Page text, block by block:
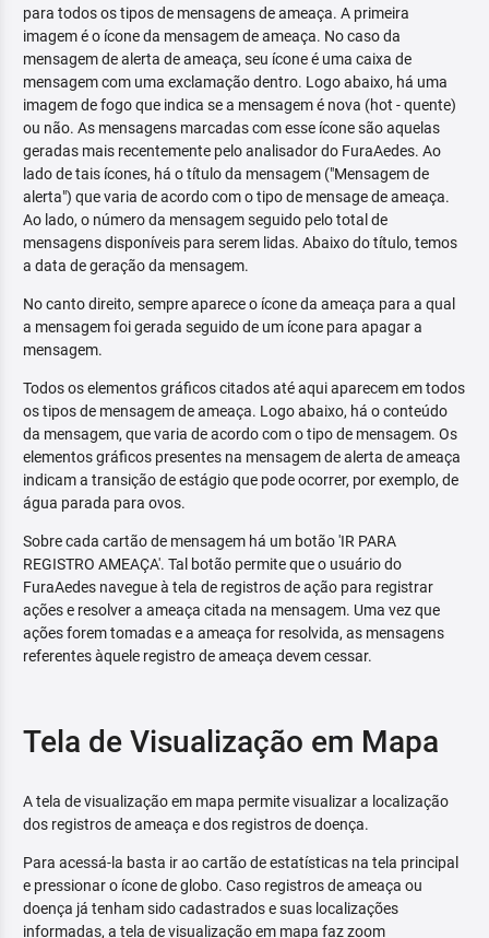
para todos os tipos de mensagens de ameaça. A primeira
imagem é o ícone da mensagem de ameaça. No caso da
mensagem de alerta de ameaça, seu ícone é uma caixa de
mensagem com uma exclamação dentro. Logo abaixo, há uma
imagem de fogo que indica se a mensagem é nova (hot - quente)
ou não. As mensagens marcadas com esse ícone são aquelas
geradas mais recentemente pelo analisador do FuraAedes. Ao
lado de tais ícones, há o título da mensagem ("Mensagem de
alerta") que varia de acordo com o tipo de mensage de ameaça.
Ao lado, o número da mensagem seguido pelo total de
mensagens disponíveis para serem lidas. Abaixo do título, temos
a data de geração da mensagem.
No canto direito, sempre aparece o ícone da ameaça para a qual
a mensagem foi gerada seguido de um ícone para apagar a
mensagem.
Todos os elementos gráficos citados até aqui aparecem em todos
os tipos de mensagem de ameaça. Logo abaixo, há o conteúdo
da mensagem, que varia de acordo com o tipo de mensagem. Os
elementos gráficos presentes na mensagem de alerta de ameaça
indicam a transição de estágio que pode ocorrer, por exemplo, de
água parada para ovos.
Sobre cada cartão de mensagem há um botão 'IR PARA
REGISTRO AMEAÇA'. Tal botão permite que o usuário do
FuraAedes navegue à tela de registros de ação para registrar
ações e resolver a ameaça citada na mensagem. Uma vez que
ações forem tomadas e a ameaça for resolvida, as mensagens
referentes àquele registro de ameaça devem cessar.
Tela de Visualização em Mapa
A tela de visualização em mapa permite visualizar a localização
dos registros de ameaça e dos registros de doença.
Para acessá-la basta ir ao cartão de estatísticas na tela principal
e pressionar o ícone de globo. Caso registros de ameaça ou
doença já tenham sido cadastrados e suas localizações
informadas, a tela de visualização em mapa faz zoom